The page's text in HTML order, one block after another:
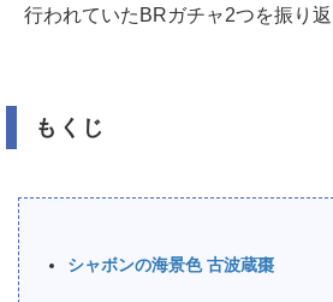
行われていたBRガチャ2つを振り返
もくじ
シャボンの海景色 古波蔵棗